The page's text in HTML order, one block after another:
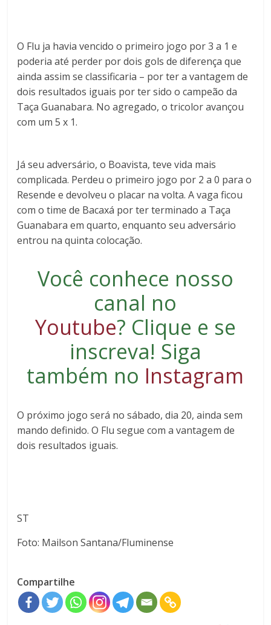
O Flu ja havia vencido o primeiro jogo por 3 a 1 e
poderia até perder por dois gols de diferença que
ainda assim se classificaria – por ter a vantagem de
dois resultados iguais por ter sido o campeão da
Taça Guanabara. No agregado, o tricolor avançou
com um 5 x 1.
Já seu adversário, o Boavista, teve vida mais
complicada. Perdeu o primeiro jogo por 2 a 0 para o
Resende e devolveu o placar na volta. A vaga ficou
com o time de Bacaxá por ter terminado a Taça
Guanabara em quarto, enquanto seu adversário
entrou na quinta colocação.
Você conhece nosso
canal no
Youtube? Clique e se
inscreva! Siga
também no Instagram
O próximo jogo será no sábado, dia 20, ainda sem
mando definido. O Flu segue com a vantagem de
dois resultados iguais.
ST
Foto: Mailson Santana/Fluminense
Compartilhe